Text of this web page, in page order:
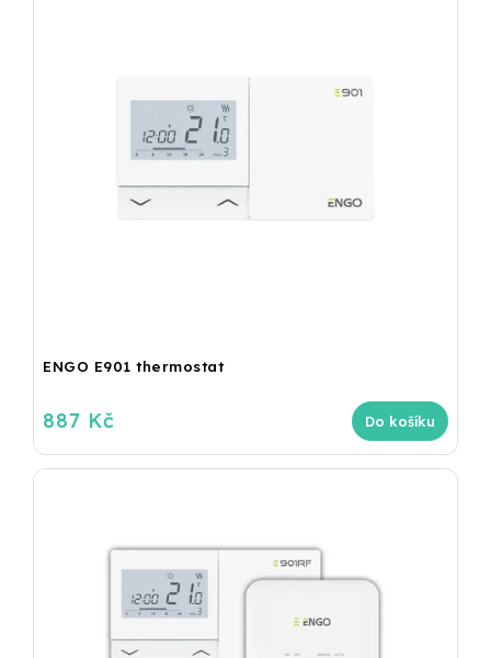
ENGO E901 thermostat
887 Kč Do košíku